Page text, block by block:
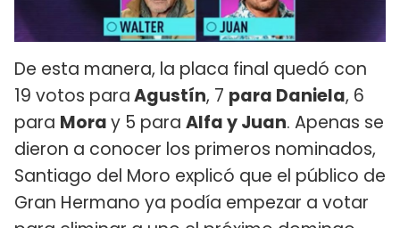
De esta manera, la placa final quedó con
19 votos paraAgustín, 7 para Daniela, 6
para Moray 5 para Alfa y Juan. Apenas se
dieron a conocer los primeros nominados,
Santiago del Moro explicó que el público de
Gran Hermano ya podía empezar a votar